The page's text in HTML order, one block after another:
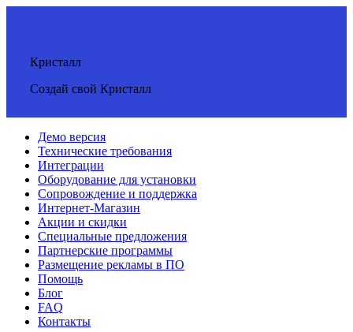
Кристалл
Создай свой Кристалл
Демо версия
Технические требования
Интеграции
Оборудование для установки
Сопровождение и поддержка
Интернет-Магазин
Акции и скидки
Специальные предложения
Партнерские программы
Размещение рекламы в ПО
Помощь
Блог
FAQ
Контакты